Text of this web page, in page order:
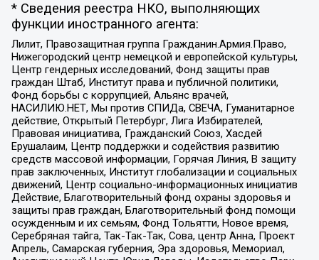
* Сведения реестра НКО, выполняющих
функции иностранного агента:
Лилит, Правозащитная группа Гражданин.Армия.Право,
Нижегородский центр немецкой и европейской культуры,
Центр гендерных исследований, Фонд защиты прав
граждан Штаб, Институт права и публичной политики,
Фонд борьбы с коррупцией, Альянс врачей,
НАСИЛИЮ.НЕТ, Мы против СПИДа, СВЕЧА, Гуманитарное
действие, Открытый Петербург, Лига Избирателей,
Правовая инициатива, Гражданский Союз, Хасдей
Ерушалаим, Центр поддержки и содействия развитию
средств массовой информации, Горячая Линия, В защиту
прав заключенных, Институт глобализации и социальных
движений, Центр социально-информационных инициатив
Действие, Благотворительный фонд охраны здоровья и
защиты прав граждан, Благотворительный фонд помощи
осужденным и их семьям, Фонд Тольятти, Новое время,
Серебряная тайга, Так-Так-Так, Сова, центр Анна, Проект
Апрель, Самарская губерния, Эра здоровья, Мемориал,